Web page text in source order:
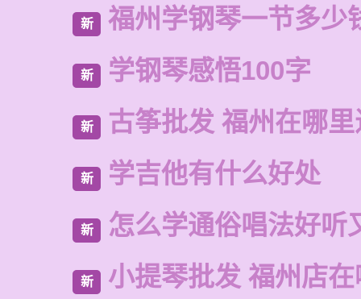
新 福州学钢琴一节多少
新 学钢琴感悟100字
新 古筝批发 福州在哪
新 学吉他有什么好处
新 怎么学通俗唱法好听
新 小提琴批发 福州店